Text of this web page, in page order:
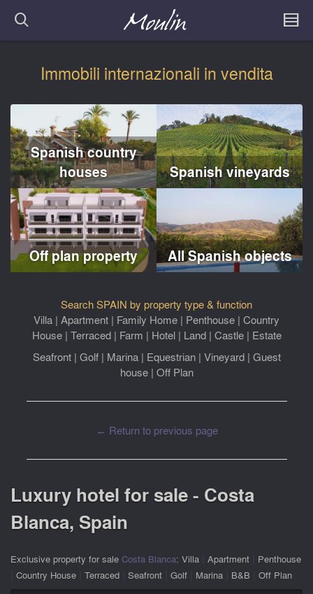
Immobili internazionali in vendita
Spanish country
houses
Spanish vineyards
Off plan property All Spanish objects
Search SPAIN by property type & function
Villa | Apartment | Family Home | Penthouse | Country
House| Terraced| Farm | Hotel| Land| Castle| Estate
Seafront| Golf| Marina| Equestrian| Vineyard| Guest
house| Off Plan
← Return to previous page
Luxury hotel for sale - Costa
Blanca, Spain
Exclusive property for sale Costa Blanca: Villa Apartment Penthouse
Country House Terraced Seafront Golf Marina B&B Off Plan